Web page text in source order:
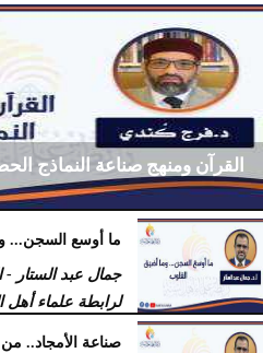
القرآن ومنهج صناعة النماذج
فرج كُندي - رئيس مركز الكُندي
السبت، 18 يوليو 2026 09:14 مـ
ما أوسع السجن...
جمال عبد الستار -
لرابطة علماء أهل
السبت، 18 يوليو 2026 12:29 مـ
صناعة الأمجاد..